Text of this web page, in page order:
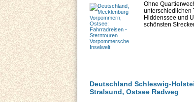
Ohne
unterschiedlichen
Hiddenssee und
schönsten
Deutschland Schleswig-
Stralsund, Ostsee Radweg